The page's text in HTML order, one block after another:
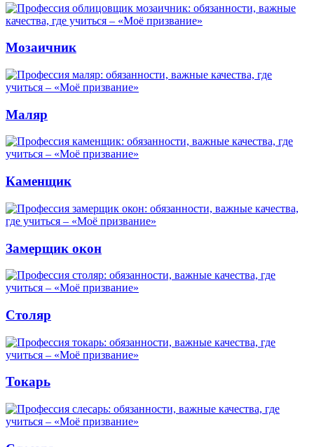
Мозаичник
Маляр
Каменщик
Замерщик окон
Столяр
Токарь